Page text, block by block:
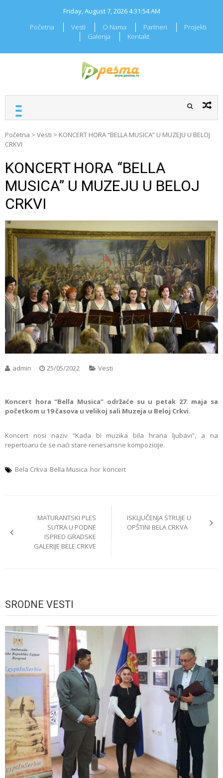
Friday, August 7, 20264:31:54 AM
Početna
Vesti O Nama Partneri
Projekti
Galerija
Kontakt
Početna > Vesti > KONCERT HORA “BELLA MUSICA” U MUZEJU U BELOJ
CRKVI
KONCERT HORA “BELLA
MUSICA” U MUZEJU U BELOJ
CRKVI
admin 25/05/2022 Vesti
Koncert hora “Bella Musica” održaće su u petak 27. maja sa
početkom u 19 časova u velikoj sali Muzeja u Beloj Crkvi.
Koncert nosi naziv “Kada bi muzika bila hrana ljubavi”, a na
repertoaru će se naći stare renesansne kompozicije.
Bela Crkva Bella Musica hor koncert
navigation
MATURANTSKI PLES
SUTRA U PODNE
ISPRED GRADSKE
GALERIJE BELE CRKVE
ISKLJUČENJA STRUJE U
OPŠTINI BELA CRKVA
SRODNE VESTI